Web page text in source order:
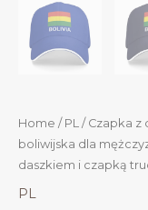
Home / PL / Czapka z
boliwijska dla
daszkiem i czapką
PL